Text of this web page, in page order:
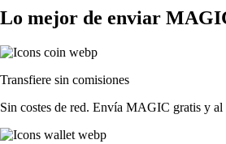
Lo mejor de enviar
Transfiere sin comisiones
Sin costes de red. Envía MAGIC gratis y al